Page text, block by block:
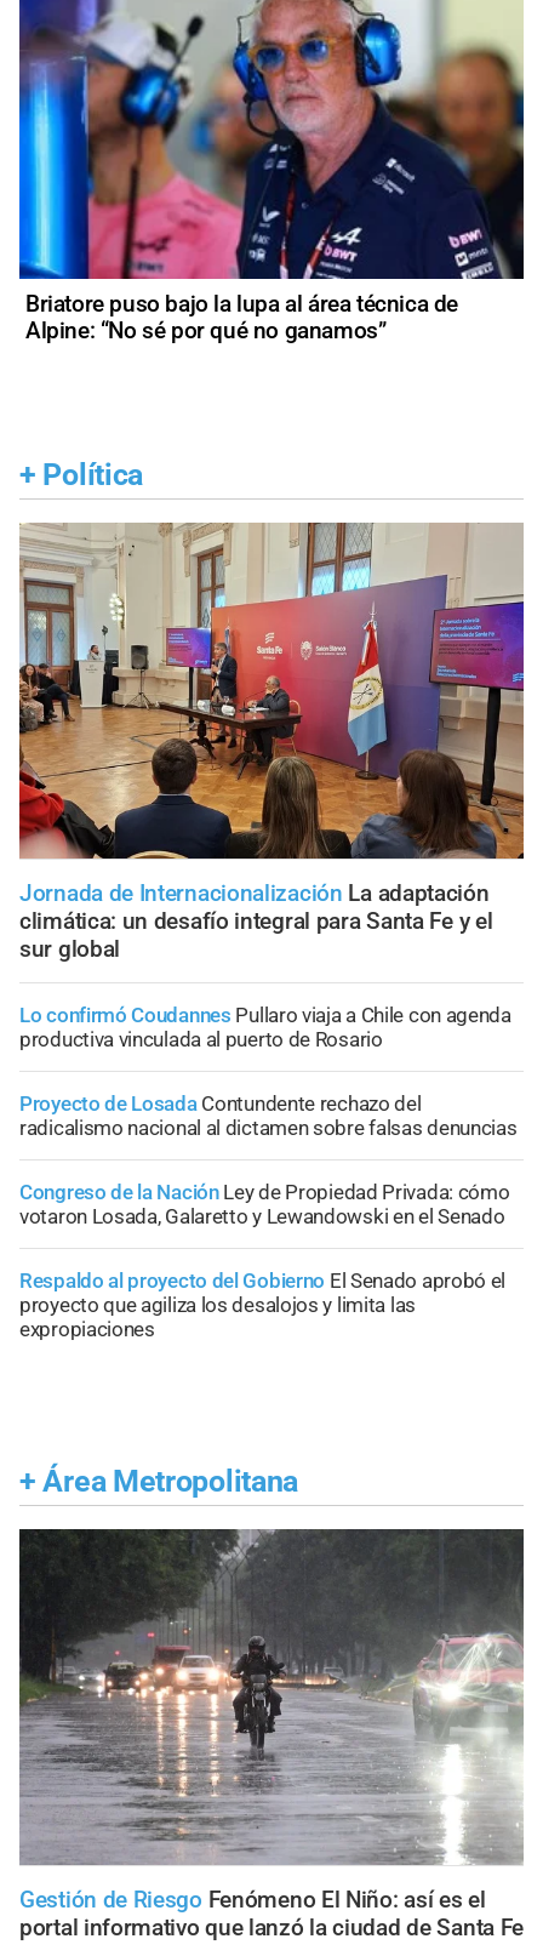
Briatore puso bajo la lupa al área técnica de
Alpine: “No sé por qué no ganamos”
+ Política
Jornada de Internacionalización La adaptación
climática: un desafío integral para Santa Fe y el
sur global
Lo confirmó Coudannes Pullaro viaja a Chile con agenda
productiva vinculada al puerto de Rosario
Proyecto de Losada Contundente rechazo del
radicalismo nacional al dictamen sobre falsas denuncias
Congreso de la Nación Ley de Propiedad Privada: cómo
votaron Losada, Galaretto y Lewandowski en el Senado
Respaldo al proyecto del Gobierno El Senado aprobó el
proyecto que agiliza los desalojos y limita las
expropiaciones
+ Área Metropolitana
Gestión de Riesgo Fenómeno El Niño: así es el
portal informativo que lanzó la ciudad de Santa Fe